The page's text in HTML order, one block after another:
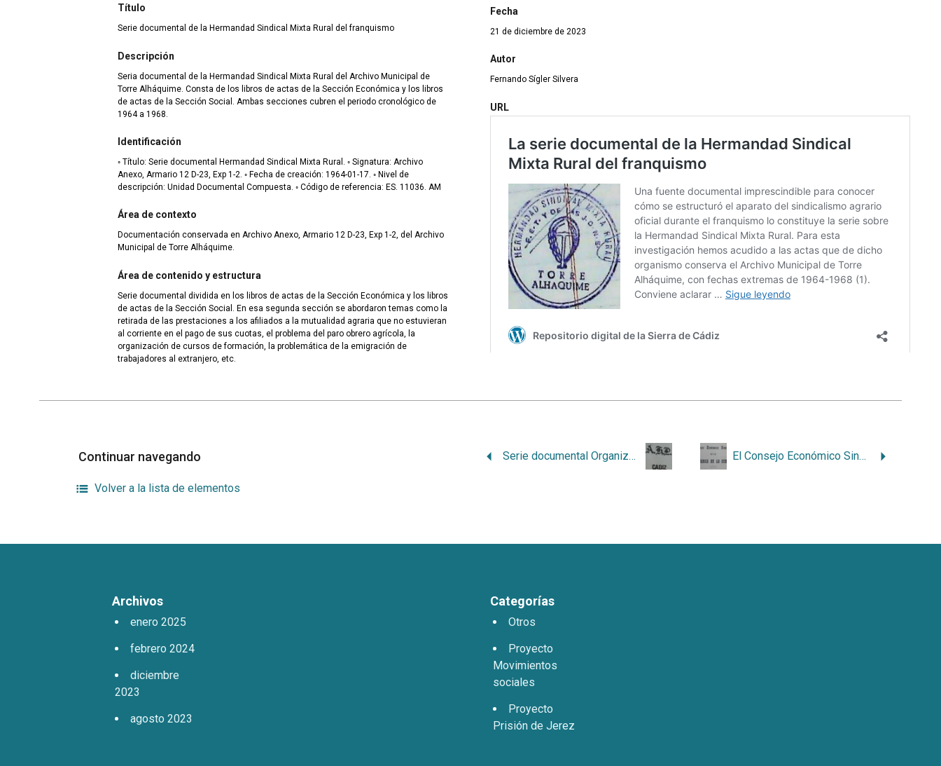
Título
Serie documental de la Hermandad Sindical Mixta Rural del franquismo
Descripción
Seria documental de la Hermandad Sindical Mixta Rural del Archivo Municipal de
Torre Alháquime. Consta de los libros de actas de la Sección Económica y los libros
de actas de la Sección Social. Ambas secciones cubren el periodo cronológico de
1964 a 1968.
Identificación
◦ Título: Serie documental Hermandad Sindical Mixta Rural. ◦ Signatura: Archivo
Anexo, Armario 12 D-23, Exp 1-2. ◦ Fecha de creación: 1964-01-17. ◦ Nivel de
descripción: Unidad Documental Compuesta. ◦ Código de referencia: ES. 11036. AM
Área de contexto
Documentación conservada en Archivo Anexo, Armario 12 D-23, Exp 1-2, del Archivo
Municipal de Torre Alháquime.
Área de contenido y estructura
Serie documental dividida en los libros de actas de la Sección Económica y los libros
de actas de la Sección Social. En esa segunda sección se abordaron temas como la
retirada de las prestaciones a los afiliados a la mutualidad agraria que no estuvieran
al corriente en el pago de sus cuotas, el problema del paro obrero agrícola, la
organización de cursos de formación, la problemática de la emigración de
trabajadores al extranjero, etc.
Fecha
21 de diciembre de 2023
Autor
Fernando Sígler Silvera
URL
Continuar navegando Serie documental Organización Sindical El Consejo Económico Sindical de la comarca de la Sierra de Cádiz en el franquismo
Volver a la lista de elementos
Archivos
enero 2025
febrero 2024
diciembre
2023
agosto 2023
Categorías
Otros
Proyecto
Movimientos
sociales
Proyecto
Prisión de Jerez